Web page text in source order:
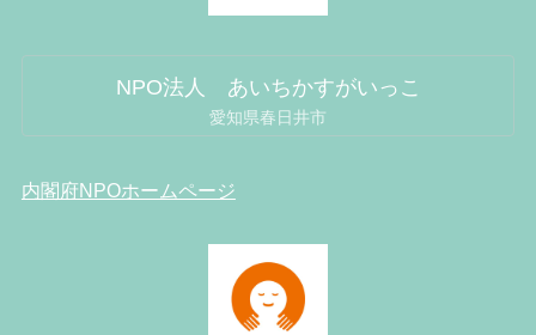
NPO法人 あいちかすがいっこ
愛知県春日井市
内閣府NPOホームページ